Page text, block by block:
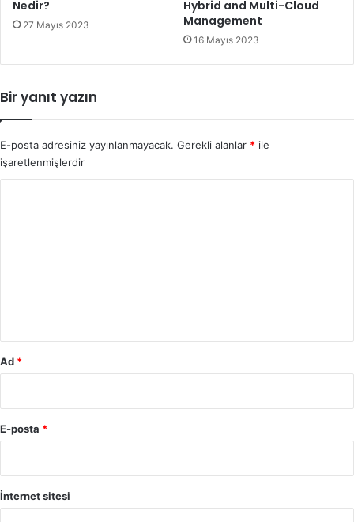
Nedir?
27 Mayıs 2023
Hybrid and Multi-Cloud
Management
16 Mayıs 2023
Bir yanıt yazın
E-posta adresiniz yayınlanmayacak. Gerekli alanlar * ile
işaretlenmişlerdir
Ad *
E-posta *
İnternet sitesi